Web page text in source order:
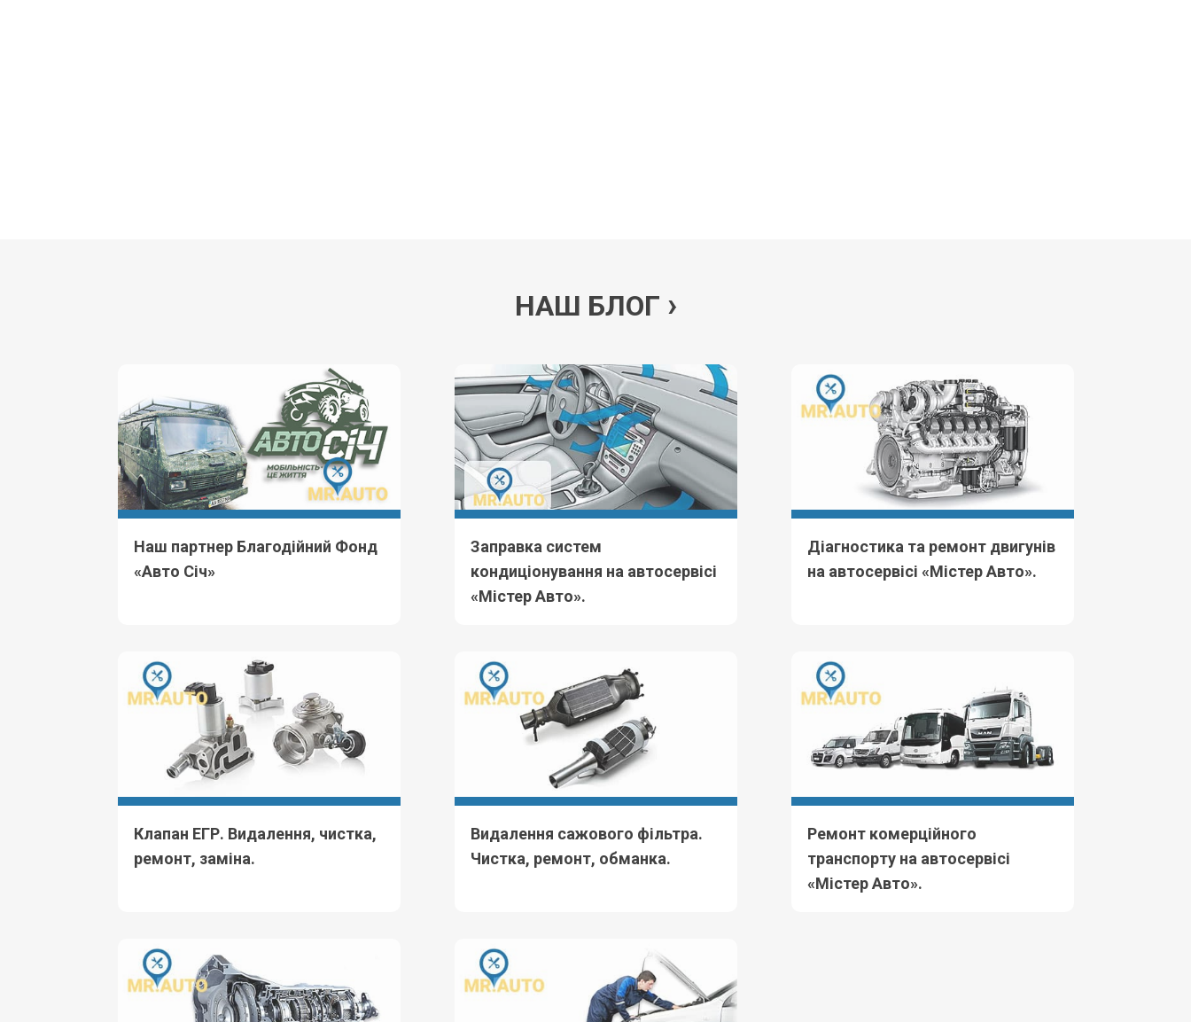
НАШ БЛОГ
Наш партнер Благодійний Фонд
«Авто Січ»
Заправка систем
кондиціонування на автосервісі
«Містер Авто».
Діагностика та ремонт двигунів
на автосервісі «Містер Авто».
Клапан ЕГР. Видалення, чистка,
ремонт, заміна.
Видалення сажового фільтра.
Чистка, ремонт, обманка.
Ремонт комерційного
транспорту на автосервісі
«Містер Авто».